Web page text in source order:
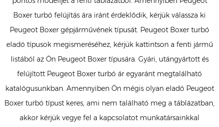
Boxer turbó felújítás ára iránt érdeklődik, kérjük válassza ki
Peugeot Boxer gépjárművének típusát. Peugeot Boxer turbó
eladó típusok megismeréséhez, kérjük kattintson a fenti jármű
listából az Ön Peugeot Boxer típusára. Gyári, utángyártott és
felújított Peugeot Boxer turbó ár egyaránt megtalálható
katalógusunkban. Amennyiben Ön mégis olyan eladó Peugeot
Boxer turbó típust keres, ami nem található meg a táblázatban,
akkor kérjük vegye fel a kapcsolatot munkatársainkkal